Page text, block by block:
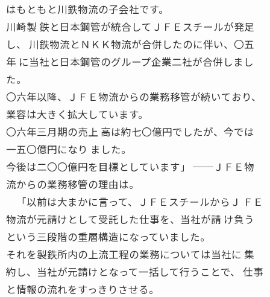
はもともと川鉄物流の子会社です。
川崎製 鉄と日本鋼管が統合してＪＦＥスチールが発足
し、 川鉄物流とＮＫＫ物流が合併したのに伴い、〇五
年 に当社と日本鋼管のグループ企業二社が合併しまし
た。
〇六年以降、ＪＦＥ物流からの業務移管が続いており、
業容は大きく拡大しています。
〇六年三月期の売上 高は約七〇億円でしたが、今では
一五〇億円になり ました。
今後は二〇〇億円を目標としています」 ──ＪＦＥ物
流からの業務移管の理由は。
「以前は大まかに言って、ＪＦＥスチールからＪ ＦＥ
物流が元請けとして受託した仕事を、当社が請 け負う
という三段階の重層構造になっていました。
それを製鉄所内の上流工程の業務については当社に 集
約し、当社が元請けとなって一括して行うことで、 仕事
と情報の流れをすっきりさせる。